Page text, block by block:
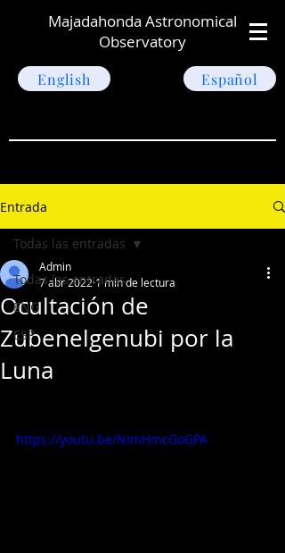
Majadahonda Astronomical
Observatory
English Español
Entrada
Todas las entradas
ENG
ESP
Todas las entradas
Ocultación de
Zubenelgenubi por la
Luna
Admin
7 abr 2022 1 min de lectura
https://youtu.be/NImHmcGoGPA